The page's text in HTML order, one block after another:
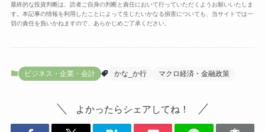
最終的な投資判断は、読者ご自身の判断と責任において行っていただくようお願いいたしま
す。本記事の情報を利用したことによって生じたいかなる損害についても、当サイトでは一
切の責任を負いかねますので、あらかじめご了承ください。
ビジネス・企業・会計 かな_か行 マクロ経済・金融政策
よかったらシェアしてね！